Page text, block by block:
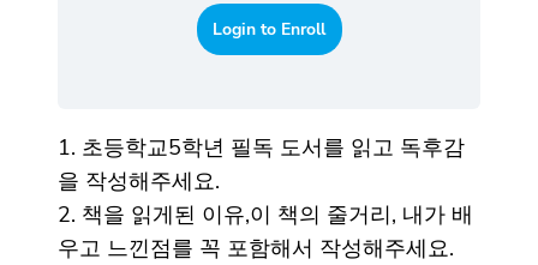
Login to Enroll
1. 초등학교5학년 필독 도서를 읽고 독후감
을 작성해주세요.
2. 책을 읽게된 이유,이 책의 줄거리, 내가 배
우고 느낀점를 꼭 포함해서 작성해주세요.